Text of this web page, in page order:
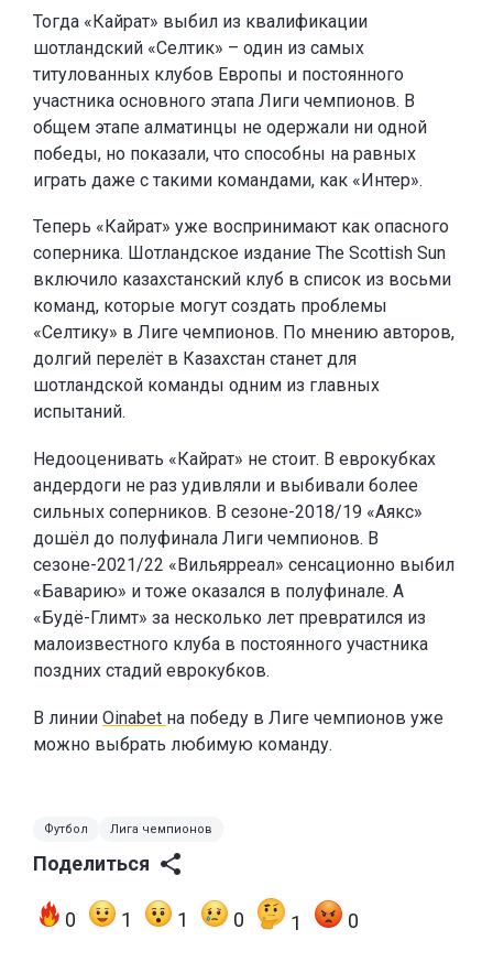
Тогда «Кайрат» выбил из квалификации
шотландский «Селтик» – один из самых
титулованных клубов Европы и постоянного
участника основного этапа Лиги чемпионов. В
общем этапе алматинцы не одержали ни одной
победы, но показали, что способны на равных
играть даже с такими командами, как «Интер».
Теперь «Кайрат» уже воспринимают как опасного
соперника. Шотландское издание The Scottish Sun
включило казахстанский клуб в список из восьми
команд, которые могут создать проблемы
«Селтику» в Лиге чемпионов. По мнению авторов,
долгий перелёт в Казахстан станет для
шотландской команды одним из главных
испытаний.
Недооценивать «Кайрат» не стоит. В еврокубках
андердоги не раз удивляли и выбивали более
сильных соперников. В сезоне-2018/19 «Аякс»
дошёл до полуфинала Лиги чемпионов. В
сезоне-2021/22 «Вильярреал» сенсационно выбил
«Баварию» и тоже оказался в полуфинале. А
«Будё-Глимт» за несколько лет превратился из
малоизвестного клуба в постоянного участника
поздних стадий еврокубков.
В линии Oinabet на победу в Лиге чемпионов уже
можно выбрать любимую команду.
Футбол Лига чемпионов
Поделиться
0 1 1 0 1 0